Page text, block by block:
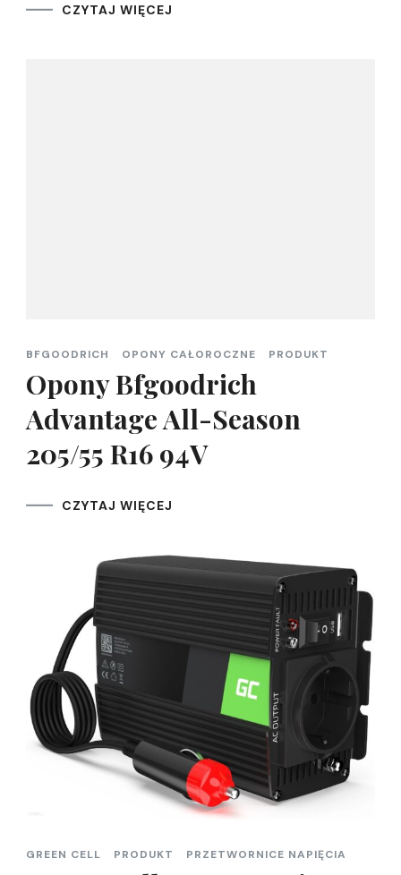
CZYTAJ WIĘCEJ
BFGOODRICH OPONY CAŁOROCZNE PRODUKT
Opony Bfgoodrich
Advantage All-Season
205/55 R16 94V
CZYTAJ WIĘCEJ
GREEN CELL PRODUKT PRZETWORNICE NAPIĘCIA